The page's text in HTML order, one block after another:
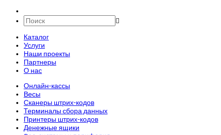
Каталог
Услуги
Наши проекты
Партнеры
О нас
Онлайн-кассы
Весы
Сканеры штрих-кодов
Терминалы сбора данных
Принтеры штрих-кодов
Денежные ящики